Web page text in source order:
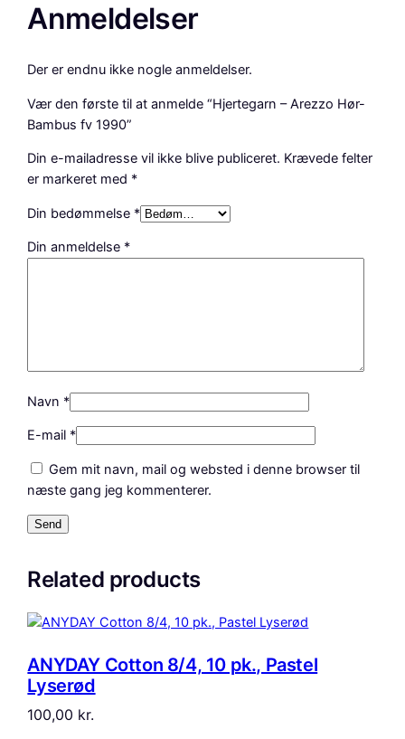
o
ø
-
B
m
b
u
f
a
n
a
Anmeldelser
Der er endnu ikke nogle anmeldelser.
Vær den første til at anmelde “Hjertegarn – Arezzo Hør-
Bambus fv 1990”
Din e-mailadresse vil ikke blive publiceret. Krævede felter
er markeret med *
Din bedømmelse *
Din anmeldelse *
Navn *
E-mail *
Gem mit navn, mail og websted i denne browser til
næste gang jeg kommenterer.
Related products
ANYDAY Cotton 8/4, 10 pk., Pastel
Lyserød
100,00 kr.